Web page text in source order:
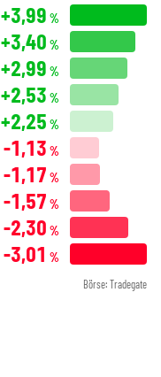
+3,99 %
+3,40 %
+2,99 %
+2,53 %
+2,25 %
-1,13 %
-1,17 %
-1,57 %
-2,30 %
-3,01 %
Börse: Tradegate